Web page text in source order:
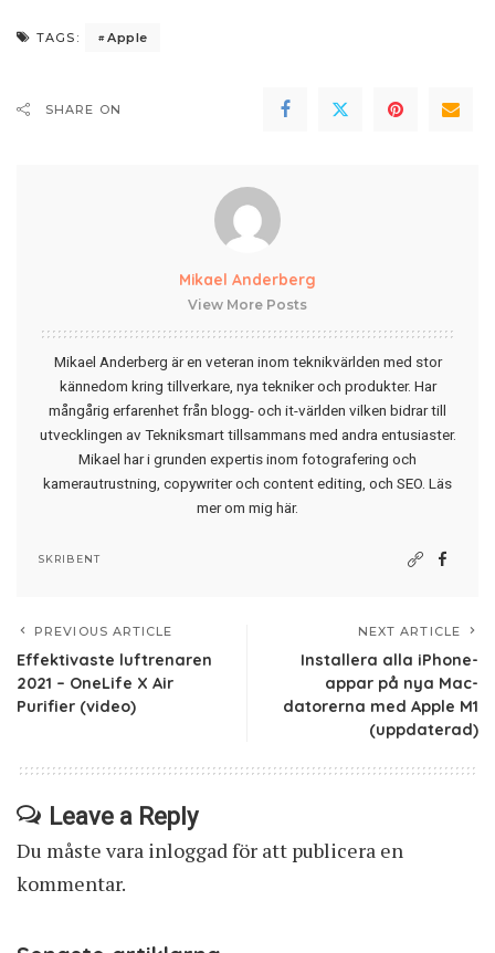
TAGS: Apple
SHARE ON
Mikael Anderberg
View More Posts
Mikael Anderberg är en veteran inom teknikvärlden med stor
kännedom kring tillverkare, nya tekniker och produkter. Har
mångårig erfarenhet från blogg- och it-världen vilken bidrar till
utvecklingen av Tekniksmart tillsammans med andra entusiaster.
Mikael har i grunden expertis inom fotografering och
kamerautrustning, copywriter och content editing, och SEO. Läs
mer om mig här.
SKRIBENT
PREVIOUS ARTICLE
Effektivaste luftrenaren
2021 – OneLife X Air
Purifier (video)
NEXT ARTICLE
Installera alla iPhone-
appar på nya Mac-
datorerna med Apple M1
(uppdaterad)
Leave a Reply
Du måste vara inloggadför att publicera en
kommentar.